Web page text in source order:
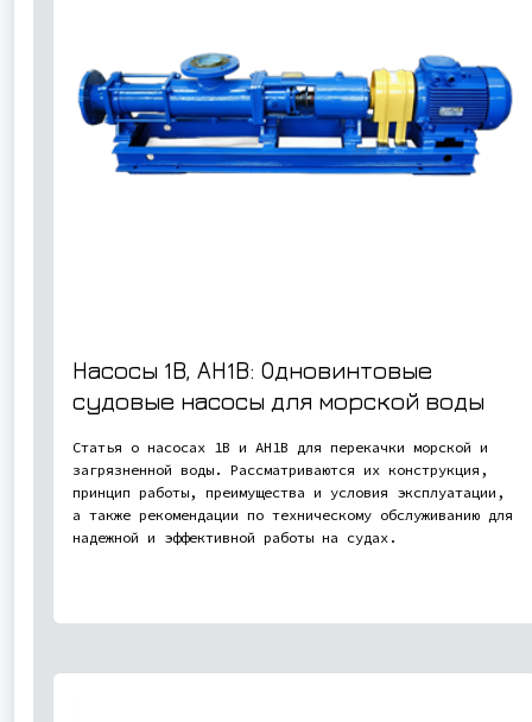
Насосы 1В, АН1В: Одновинтовые
судовые насосы для морской воды
Статья о насосах 1В и АН1В для перекачки морской и
загрязненной воды. Рассматриваются их конструкция,
принцип работы, преимущества и условия эксплуатации,
а также рекомендации по техническому обслуживанию для
надежной и эффективной работы на судах.